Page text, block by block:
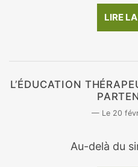
LIRE
L’ÉDUCATION
20
Au-delà du